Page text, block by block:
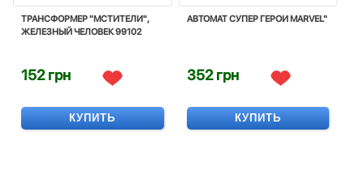
ТРАНСФОРМЕР "МСТИТЕЛИ",
ЖЕЛЕЗНЫЙ ЧЕЛОВЕК 99102
152 грн
КУПИТЬ
АВТОМАТ СУПЕР ГЕРОИ MARVEL"
352 грн
КУПИТЬ